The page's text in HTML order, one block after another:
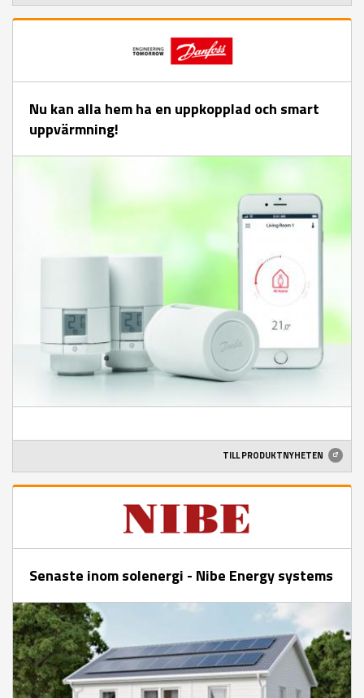
Nu kan alla hem ha en uppkopplad och smart
uppvärmning!
TILL PRODUKTNYHETEN
Senaste inom solenergi - Nibe Energy systems